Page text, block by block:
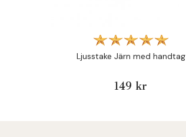
Ljusstake Järn med handtag
149 kr